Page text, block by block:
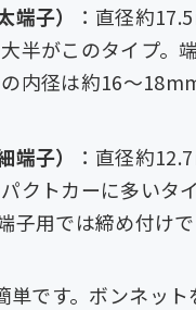
端子）
：直径約
半がこのタイプ。
内径は約16〜
端子）
：直径約
クトカーに多いタ
子用では締め付けで
単です。ボンネッ